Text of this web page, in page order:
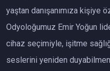
yaştan danışanımıza kişiye
Odyoloğumuz Emir Yoğun
cihaz seçimiyle, işitme
seslerini yeniden